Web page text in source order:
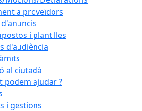
a proveïdors
i plantilles
d'audiència
al ciutadà
podem ajudar ?
i gestions